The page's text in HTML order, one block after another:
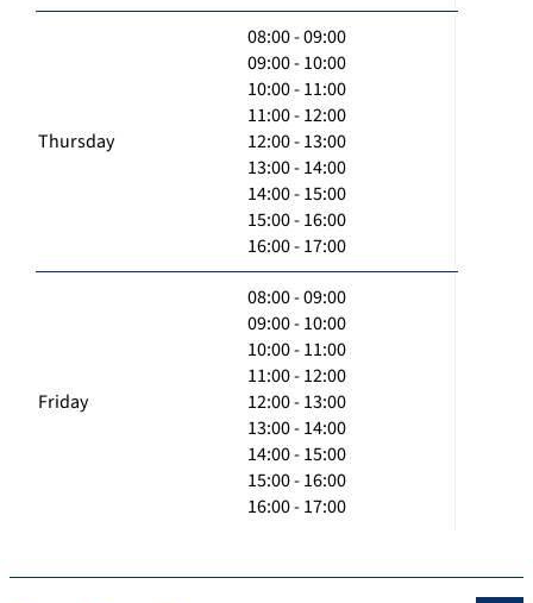
Thursday
08:00 - 09:00
09:00 - 10:00
10:00 - 11:00
11:00 - 12:00
12:00 - 13:00
13:00 - 14:00
14:00 - 15:00
15:00 - 16:00
16:00 - 17:00
Friday
08:00 - 09:00
09:00 - 10:00
10:00 - 11:00
11:00 - 12:00
12:00 - 13:00
13:00 - 14:00
14:00 - 15:00
15:00 - 16:00
16:00 - 17:00